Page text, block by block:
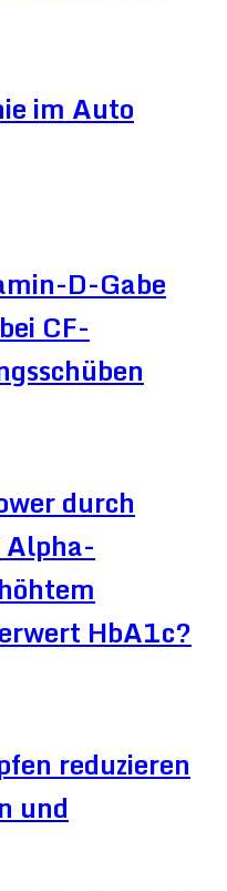
im Auto
D-Gabe
CF-
durch
HbA1c?
reduzieren
und